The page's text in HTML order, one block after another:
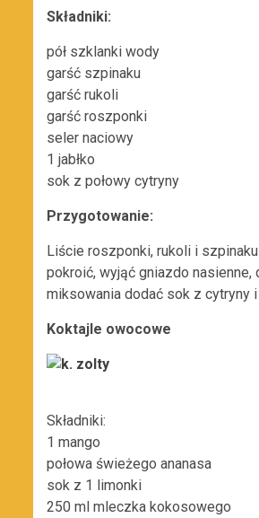
Składniki:
pół szklanki wody
garść szpinaku
garść rukoli
garść roszponki
seler naciowy
1 jabłko
sok z połowy cytryny
Przygotowanie:
Liście roszponki, rukoli i
pokroić, wyjąć gniazdo
miksowania dodać sok z cytryny
Koktajle owocowe
Składniki:
1 mango
połowa świeżego ananasa
sok z 1 limonki
250 ml mleczka kokosowego